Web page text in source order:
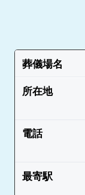
葬儀場名
所在地
電話
最寄駅